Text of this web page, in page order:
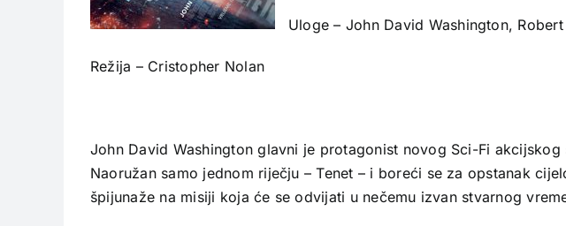
Uloge – John David Washington,
Režija – Cristopher Nolan
John David Washington glavni je protagonist novog Sci-Fi
Naoružan samo jednom riječju – Tenet – i boreći se za opstanak
špijunaže na misiji koja će se odvijati u nečemu izvan stvarnog